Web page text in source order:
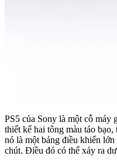
PS5 của Sony là một cỗ máy
thiết kế hai tông màu táo
nó là một bảng điều khiển lớn
chút. Điều đó có thể xảy ra